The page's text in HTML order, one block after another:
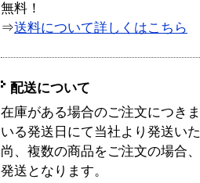
無料！
⇒送料について詳しくはこちら
配送について
在庫がある場合のご注文につき
いる発送日にて当社より発送い
尚、複数の商品をご注文の場合
発送となります。